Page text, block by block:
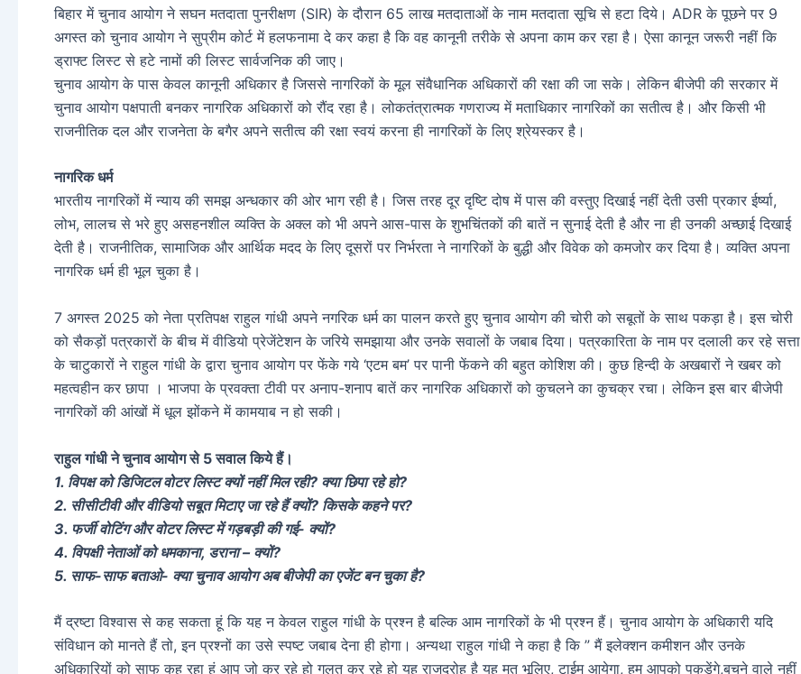
बिहार में चुनाव आयोग ने सघन मतदाता पुनरीक्षण (SIR) के दौरान 65 लाख मतदाताओं के नाम मतदाता सूचि से हटा दिये। ADR के पूछने पर 9
अगस्त को चुनाव आयोग ने सुप्रीम कोर्ट में हलफनामा दे कर कहा है कि वह कानूनी तरीके से अपना काम कर रहा है। ऐसा कानून जरूरी नहीं कि
ड्राफ्ट लिस्ट से हटे नामों की लिस्ट सार्वजनिक की जाए।
चुनाव आयोग के पास केवल कानूनी अधिकार है जिससे नागरिकों के मूल संवैधानिक अधिकारों की रक्षा की जा सके। लेकिन बीजेपी की सरकार में
चुनाव आयोग पक्षपाती बनकर नागरिक अधिकारों को रौंद रहा है। लोकतंत्रात्मक गणराज्य में मताधिकार नागरिकों का सतीत्व है। और किसी भी
राजनीतिक दल और राजनेता के बगैर अपने सतीत्व की रक्षा स्वयं करना ही नागरिकों के लिए श्रेयस्कर है।
नागरिक धर्म
भारतीय नागरिकों में न्याय की समझ अन्धकार की ओर भाग रही है। जिस तरह दूर दृष्टि दोष में पास की वस्तुए दिखाई नहीं देती उसी प्रकार ईर्ष्या,
लोभ, लालच से भरे हुए असहनशील व्यक्ति के अक्ल को भी अपने आस-पास के शुभचिंतकों की बातें न सुनाई देती है और ना ही उनकी अच्छाई दिखाई
देती है। राजनीतिक, सामाजिक और आर्थिक मदद के लिए दूसरों पर निर्भरता ने नागरिकों के बुद्धी और विवेक को कमजोर कर दिया है। व्यक्ति अपना
नागरिक धर्म ही भूल चुका है।
7 अगस्त 2025 को नेता प्रतिपक्ष राहुल गांधी अपने नगरिक धर्म का पालन करते हुए चुनाव आयोग की चोरी को सबूतों के साथ पकड़ा है। इस चोरी
को सैकड़ों पत्रकारों के बीच में वीडियो प्रेजेंटेशन के जरिये समझाया और उनके सवालों के जबाब दिया। पत्रकारिता के नाम पर दलाली कर रहे सत्ता
के चाटुकारों ने राहुल गांधी के द्वारा चुनाव आयोग पर फेंके गये ‘एटम बम’ पर पानी फेंकने की बहुत कोशिश की। कुछ हिन्दी के अखबारों ने खबर को
महत्वहीन कर छापा । भाजपा के प्रवक्ता टीवी पर अनाप-शनाप बातें कर नागरिक अधिकारों को कुचलने का कुचक्र रचा। लेकिन इस बार बीजेपी
नागरिकों की आंखों में धूल झोंकने में कामयाब न हो सकी।
राहुल गांधी ने चुनाव आयोग से 5 सवाल किये हैं।
1. विपक्ष को डिजिटल वोटर लिस्ट क्यों नहीं मिल रही? क्या छिपा रहे हो?
2. सीसीटीवी और वीडियो सबूत मिटाए जा रहे हैं क्यों? किसके कहने पर?
3. फर्जी वोटिंग और वोटर लिस्ट में गड़बड़ी की गई- क्यों?
4. विपक्षी नेताओं को धमकाना, डराना – क्यों?
5. साफ-साफ बताओ- क्या चुनाव आयोग अब बीजेपी का एजेंट बन चुका है?
मैं द्रष्टा विश्वास से कह सकता हूं कि यह न केवल राहुल गांधी के प्रश्न है बल्कि आम नागरिकों के भी प्रश्न हैं। चुनाव आयोग के अधिकारी यदि
संविधान को मानते हैं तो, इन प्रश्नों का उसे स्पष्ट जबाब देना ही होगा। अन्यथा राहुल गांधी ने कहा है कि ” मैं इलेक्शन कमीशन और उनके
अधिकारियों को साफ कह रहा हूं आप जो कर रहे हो गलत कर रहे हो यह राजद्रोह है यह मत भूलिए, टाईम आयेगा, हम आपको पकड़ेंगे,बचने वाले नहीं